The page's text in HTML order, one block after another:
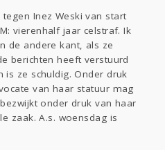
Entertainment
Lijf & Lijn
Thuis Klussen
Inez Weski van start
vierenhalf jaar celstraf. Ik
de andere kant, als ze
berichten heeft verstuurd
is ze schuldig. Onder druk
van haar statuur mag
onder druk van haar
zaak. A.s. woensdag is